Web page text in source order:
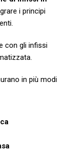
i principi
con gli infissi
in più modi